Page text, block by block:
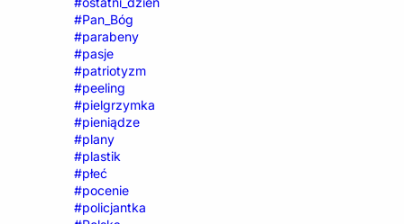
#Pan_Bóg
#parabeny
#pasje
#patriotyzm
#peeling
#pielgrzymka
#pieniądze
#plany
#plastik
#płeć
#pocenie
#policjantka